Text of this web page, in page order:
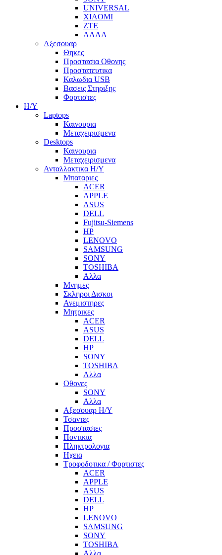
UNIVERSAL
XIAOMI
ZTE
ΑΛΛΑ
Αξεσουαρ
Θηκες
Προστασια Οθονης
Προστατευτικα
Καλωδια USB
Βασεις Στηριξης
Φορτιστες
Η/Υ
Laptops
Καινουρια
Μεταχειρισμενα
Desktops
Καινουρια
Μεταχειρισμενα
Ανταλλακτικα H/Y
Μπαταριες
ACER
APPLE
ASUS
DELL
Fujitsu-Siemens
HP
LENOVO
SAMSUNG
SONY
TOSHIBA
Αλλα
Μνημες
Σκληροι Δισκοι
Ανεμιστηρες
Μητρικες
ACER
ASUS
DELL
HP
SONY
TOSHIBA
Αλλα
Οθονες
SONY
Αλλα
Αξεσουαρ Η/Υ
Τσαντες
Προστασιες
Ποντικια
Πληκτρολογια
Ηχεια
Τροφοδοτικα / Φορτιστες
ACER
APPLE
ASUS
DELL
HP
LENOVO
SAMSUNG
SONY
TOSHIBA
Αλλα